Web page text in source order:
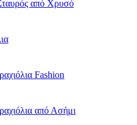
από Χρυσό
Fashion
από Ασήμι